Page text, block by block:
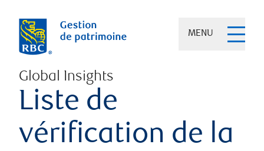
MENU
Global Insights
Liste de
vérification de la